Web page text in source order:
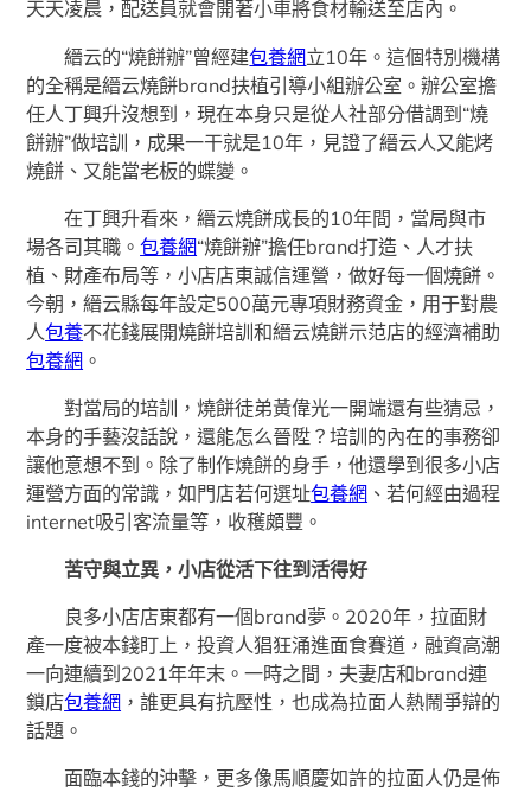
天天凌晨，配送員就會開著小車將食材輸送至店內。
縉云的“燒餅辦”曾經建包養網立10年。這個特別機構
的全稱是縉云燒餅brand扶植引導小組辦公室。辦公室擔
任人丁興升沒想到，現在本身只是從人社部分借調到“燒
餅辦”做培訓，成果一干就是10年，見證了縉云人又能烤
燒餅、又能當老板的蝶變。
在丁興升看來，縉云燒餅成長的10年間，當局與市
場各司其職。包養網“燒餅辦”擔任brand打造、人才扶
植、財產布局等，小店店東誠信運營，做好每一個燒餅。
今朝，縉云縣每年設定500萬元專項財務資金，用于對農
人包養不花錢展開燒餅培訓和縉云燒餅示范店的經濟補助
包養網 。
對當局的培訓，燒餅徒弟黃偉光一開端還有些猜忌，
本身的手藝沒話說，還能怎么晉陞？培訓的內在的事務卻
讓他意想不到。除了制作燒餅的身手，他還學到很多小店
運營方面的常識，如門店若何選址包養網 、若何經由過程
internet吸引客流量等，收穫頗豐。
苦守與立異，小店從活下往到活得好
良多小店店東都有一個brand夢。2020年，拉面財
產一度被本錢盯上，投資人猖狂涌進面食賽道，融資高潮
一向連續到2021年年末。一時之間，夫妻店和brand連
鎖店包養網 ，誰更具有抗壓性，也成為拉面人熱鬧爭辯的
話題。
面臨本錢的沖擊，更多像馬順慶如許的拉面人仍是佈